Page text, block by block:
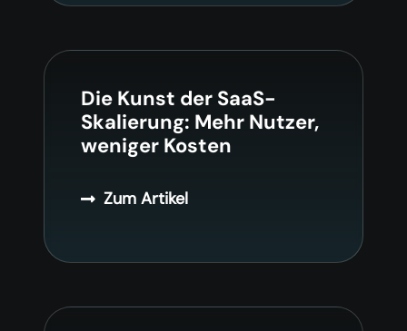
Die Kunst der SaaS-
Skalierung: Mehr Nutzer,
weniger Kosten
Zum Artikel